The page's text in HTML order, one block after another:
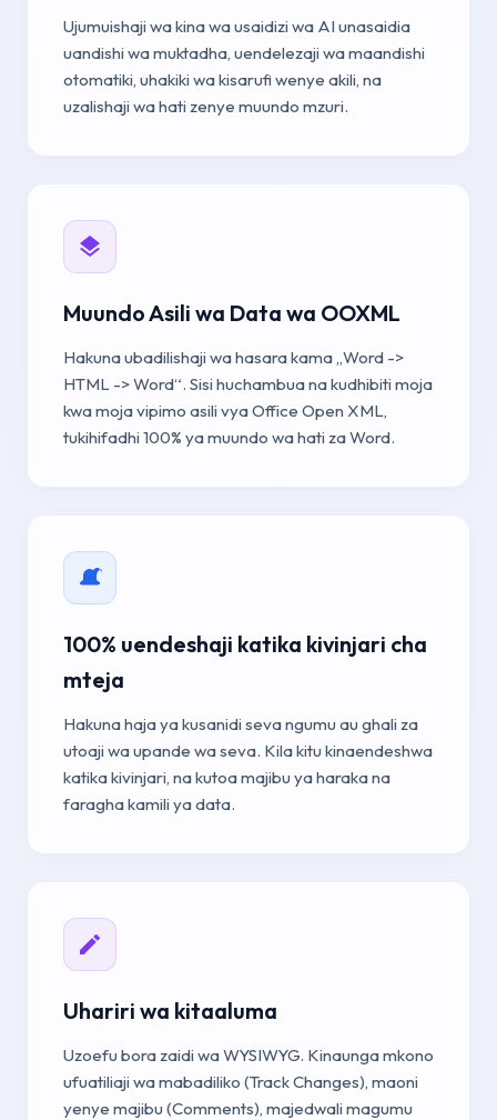
Ujumuishaji wa kina wa usaidizi wa AI unasaidia
uandishi wa muktadha, uendelezaji wa maandishi
otomatiki, uhakiki wa kisarufi wenye akili, na
uzalishaji wa hati zenye muundo mzuri.
Muundo Asili wa Data wa OOXML
Hakuna ubadilishaji wa hasara kama „Word ->
HTML -> Word“. Sisi huchambua na kudhibiti moja
kwa moja vipimo asili vya Office Open XML,
tukihifadhi 100% ya muundo wa hati za Word.
100% uendeshaji katika kivinjari cha
mteja
Hakuna haja ya kusanidi seva ngumu au ghali za
utoaji wa upande wa seva. Kila kitu kinaendeshwa
katika kivinjari, na kutoa majibu ya haraka na
faragha kamili ya data.
Uhariri wa kitaaluma
Uzoefu bora zaidi wa WYSIWYG. Kinaunga mkono
ufuatiliaji wa mabadiliko (Track Changes), maoni
yenye majibu (Comments), majedwali magumu